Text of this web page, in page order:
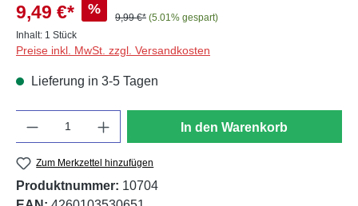
9,49 €* %
9,99 €* (5.01% gespart)
Inhalt: 1 Stück
Preise inkl. MwSt. zzgl. Versandkosten
Lieferung in 3-5 Tagen
In den Warenkorb
Zum Merkzettel hinzufügen
Produktnummer: 10704